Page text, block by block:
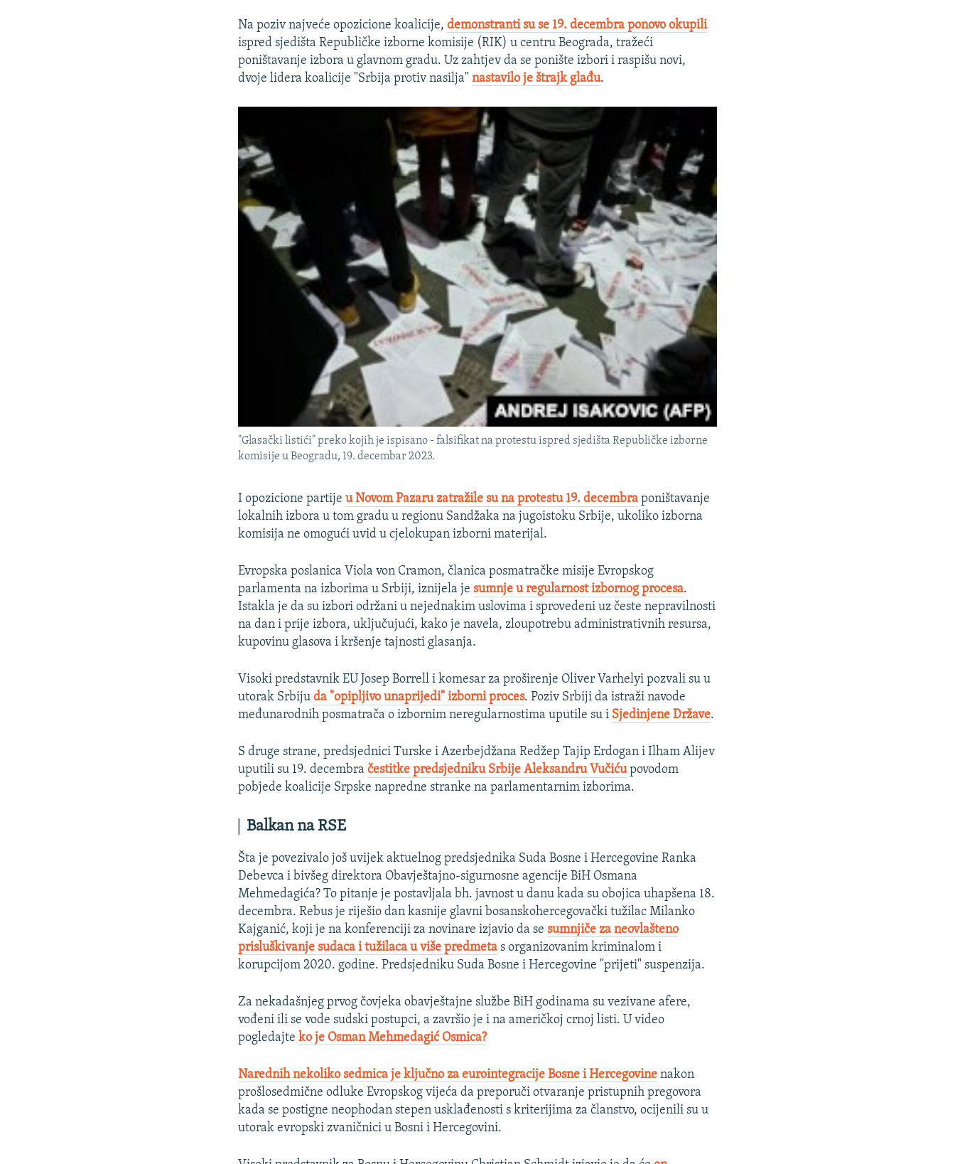
Na poziv najveće opozicione koalicije,demonstranti su se 19. decembra ponovo okupili
ispred sjedišta Republičke izborne komisije (RIK) u centru Beograda, tražeći
poništavanje izbora u glavnom gradu. Uz zahtjev da se ponište izbori i raspišu novi,
dvoje lidera koalicije "Srbija protiv nasilja"nastavilo je štrajk glađu.
"Glasački listići" preko kojih je ispisano - falsifikat na protestu ispred sjedišta Republičke izborne
komisije u Beogradu, 19. decembar 2023.
I opozicione partijeu Novom Pazaru zatražile su na protestu 19. decembra poništavanje
lokalnih izbora u tom gradu u regionu Sandžaka na jugoistoku Srbije, ukoliko izborna
komisija ne omogući uvid u cjelokupan izborni materijal.
Evropska poslanica Viola von Cramon, članica posmatračke misije Evropskog
parlamenta na izborima u Srbiji, iznijela jesumnje u regularnost izbornog procesa.
Istakla je da su izbori održani u nejednakim uslovima i sprovedeni uz česte nepravilnosti
na dan i prije izbora, uključujući, kako je navela, zloupotrebu administrativnih resursa,
kupovinu glasova i kršenje tajnosti glasanja.
Visoki predstavnik EU Josep Borrell i komesar za proširenje Oliver Varhelyi pozvali su u
utorak Srbijuda "opipljivo unaprijedi" izborni proces. Poziv Srbiji da istraži navode
međunarodnih posmatrača o izbornim neregularnostima uputile su i Sjedinjene Države.
S druge strane, predsjednici Turske i Azerbejdžana Redžep Tajip Erdogan i Ilham Alijev
uputili su 19. decembračestitke predsjedniku Srbije Aleksandru Vučićupovodom
pobjede koalicije Srpske napredne stranke na parlamentarnim izborima.
Balkan na RSE
Šta je povezivalo još uvijek aktuelnog predsjednika Suda Bosne i Hercegovine Ranka
Debevca i bivšeg direktora Obavještajno-sigurnosne agencije BiH Osmana
Mehmedagića? To pitanje je postavljala bh. javnost u danu kada su obojica uhapšena 18.
decembra. Rebus je riješio dan kasnije glavni bosanskohercegovački tužilac Milanko
Kajganić, koji je na konferenciji za novinare izjavio da sesumnjiče za neovlašteno
prisluškivanje sudaca i tužilaca u više predmeta s organizovanim kriminalom i
korupcijom 2020. godine. Predsjedniku Suda Bosne i Hercegovine "prijeti" suspenzija.
Za nekadašnjeg prvog čovjeka obavještajne službe BiH godinama su vezivane afere,
vođeni ili se vode sudski postupci, a završio je i na američkoj crnoj listi. U video
pogledajteko je Osman Mehmedagić Osmica?
Narednih nekoliko sedmica je ključno za eurointegracije Bosne i Hercegovine nakon
prošlosedmične odluke Evropskog vijeća da preporuči otvaranje pristupnih pregovora
kada se postigne neophodan stepen usklađenosti s kriterijima za članstvo, ocijenili su u
utorak evropski zvaničnici u Bosni i Hercegovini.